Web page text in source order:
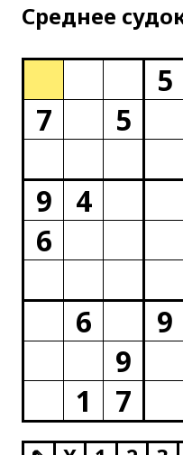
Среднее
5
7
5
9
4
6
6
9
9
1
7